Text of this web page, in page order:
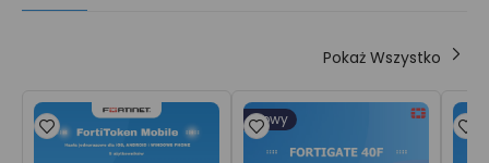
Pokaż Wszystko
Nowy